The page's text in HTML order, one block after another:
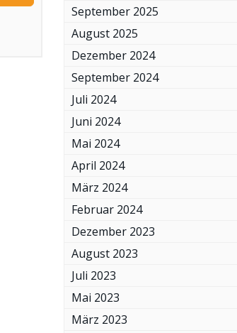
September 2025
August 2025
Dezember 2024
September 2024
Juli 2024
Juni 2024
Mai 2024
April 2024
März 2024
Februar 2024
Dezember 2023
August 2023
Juli 2023
Mai 2023
März 2023